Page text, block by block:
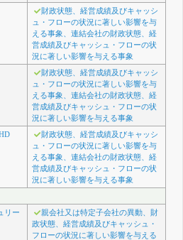
財政状態、経営成績及びキャッシ
ュ・フローの状況に著しい影響を与
える事象、連結会社の財政状態、経
営成績及びキャッシュ・フローの状
況に著しい影響を与える事象
財政状態、経営成績及びキャッシ
ュ・フローの状況に著しい影響を与
える事象、連結会社の財政状態、経
営成績及びキャッシュ・フローの状
況に著しい影響を与える事象
財政状態、経営成績及びキャッシ
ュ・フローの状況に著しい影響を与
える事象、連結会社の財政状態、経
営成績及びキャッシュ・フローの状
況に著しい影響を与える事象
リー
親会社又は特定子会社の異動、財
政状態、経営成績及びキャッシュ・
フローの状況に著しい影響を与える